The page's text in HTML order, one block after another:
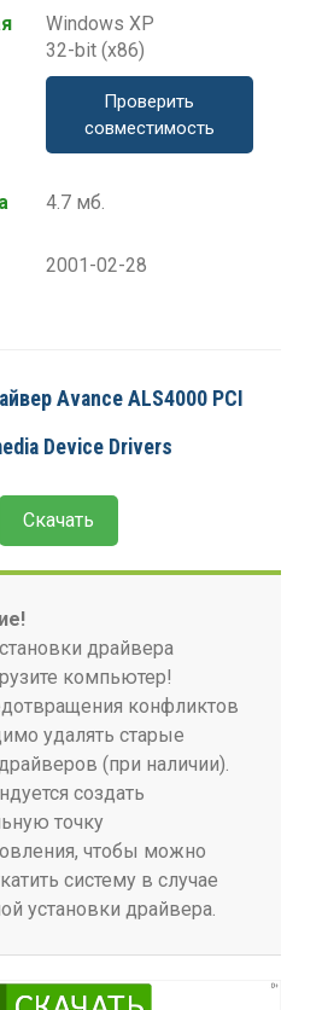
Windows XP
32-bit (x86)
Проверить
совместимость
4.7 мб.
2001-02-28
Avance ALS4000 PCI
Device Drivers
Скачать
драйвера
компьютер!
конфликтов
удалять старые
(при наличии).
создать
точку
чтобы можно
систему в случае
установки драйвера.